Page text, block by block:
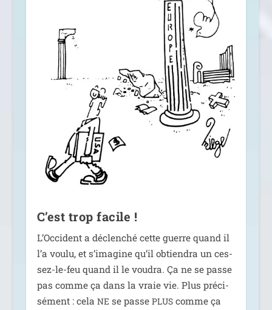
C’est trop facile !
L’Occident a déclen­ché cette guerre quand il
l’a vou­lu, et s’i­ma­gine qu’il obtien­dra un ces­
sez-le-feu quand il le vou­dra. Ça ne se passe
pas comme ça dans la vraie vie. Plus pré­ci­
sé­ment : cela NE se passe PLUScomme ça